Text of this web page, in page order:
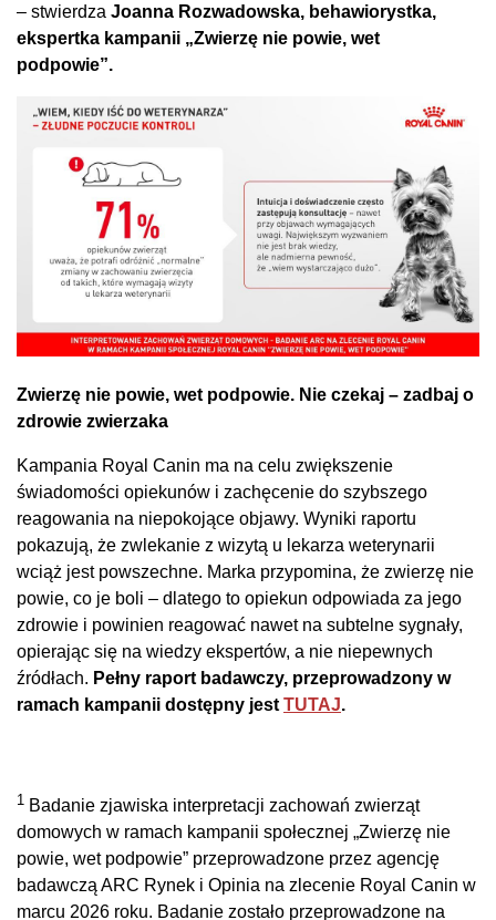
– stwierdza Joanna Rozwadowska, behawiorystka,
ekspertka kampanii „Zwierzę nie powie, wet
podpowie”.
Zwierzę nie powie, wet podpowie. Nie czekaj – zadbaj o
zdrowie zwierzaka
Kampania Royal Canin ma na celu zwiększenie
świadomości opiekunów i zachęcenie do szybszego
reagowania na niepokojące objawy. Wyniki raportu
pokazują, że zwlekanie z wizytą u lekarza weterynarii
wciąż jest powszechne. Marka przypomina, że zwierzę nie
powie, co je boli – dlatego to opiekun odpowiada za jego
zdrowie i powinien reagować nawet na subtelne sygnały,
opierając się na wiedzy ekspertów, a nie niepewnych
źródłach. Pełny raport badawczy, przeprowadzony w
ramach kampanii dostępny jest TUTAJ.
1 Badanie zjawiska interpretacji zachowań zwierząt
domowych w ramach kampanii społecznej „Zwierzę nie
powie, wet podpowie” przeprowadzone przez agencję
badawczą ARC Rynek i Opinia na zlecenie Royal Canin w
marcu 2026 roku. Badanie zostało przeprowadzone na